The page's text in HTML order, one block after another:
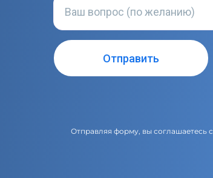
Отправляя форму, вы соглашаетесь с